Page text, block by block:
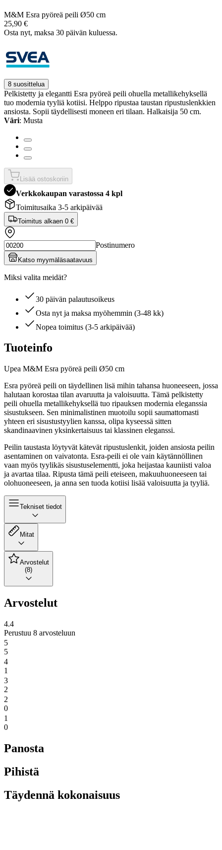
M&M Esra pyöreä peili Ø50 cm
25,90 €
Osta nyt, ­maksa 30 päivän kuluessa.
8 suosittelua
Pelkistetty ja elegantti Esra pyöreä peili ohuella metallikehyksellä
tuo modernia tyyliä kotiisi. Helppo ripustaa taustan ripustuslenkkien
ansiosta. Sopii täydellisesti moneen eri tilaan. Halkaisija 50 cm.
Väri: Musta
Lisää ostoskoriin
Verkkokaupan varastossa 4 kpl
Toimitusaika 3-5 arkipäivää
Toimitus alkaen 0 €
Postinumero
Katso myymäläsaatavuus
Miksi valita meidät?
30 päivän palautusoikeus
Osta nyt ja maksa myöhemmin (3-48 kk)
Nopea toimitus (3-5 arkipäivää)
Tuoteinfo
Upea M&M Esra pyöreä peili Ø50 cm
Esra pyöreä peili on täydellinen lisä mihin tahansa huoneeseen, jossa
halutaan korostaa tilan avaruutta ja valoisuutta. Tämä pelkistetty
peili ohuella metallikehyksellä tuo ripauksen modernia eleganssia
sisustukseen. Sen minimalistinen muotoilu sopii saumattomasti
yhteen eri sisustustyylien kanssa, olipa kyseessä sitten
skandinaavinen yksinkertaisuus tai klassinen eleganssi.
Peilin taustasta löytyvät kätevät ripustuslenkit, joiden ansiosta peilin
asentaminen on vaivatonta. Esra-peili ei ole vain käytännöllinen
vaan myös tyylikäs sisustuselementti, joka heijastaa kauniisti valoa
ja avartaa tilaa. Ripusta tämä peili eteiseen, makuuhuoneeseen tai
olohuoneeseen, ja anna sen tuoda kotiisi lisää valoisuutta ja tyyliä.
Tekniset tiedot
Mitat
Arvostelut
(8)
Arvostelut
4.4
Perustuu 8 arvosteluun
5
5
4
1
3
2
2
0
1
0
Panosta
Pihistä
Täydennä kokonaisuus